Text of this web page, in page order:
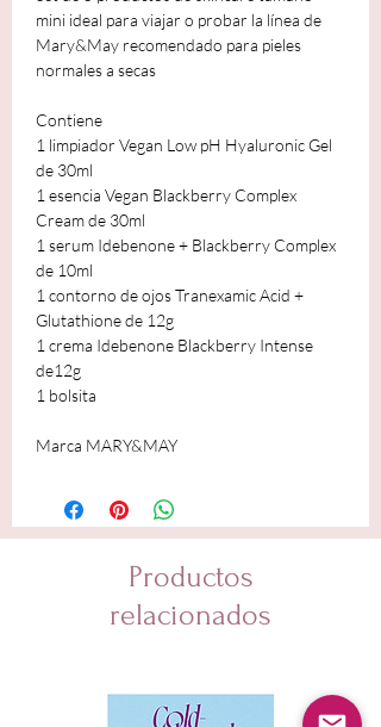
mini ideal para viajar o probar la línea de
Mary&May recomendado para pieles
normales a secas
Contiene
1 limpiador Vegan Low pH Hyaluronic Gel
de 30ml
1 esencia Vegan Blackberry Complex
Cream de 30ml
1 serum Idebenone + Blackberry Complex
de 10ml
1 contorno de ojos Tranexamic Acid +
Glutathione de 12g
1 crema Idebenone Blackberry Intense
de12g
1 bolsita
Marca MARY&MAY
Productos
relacionados